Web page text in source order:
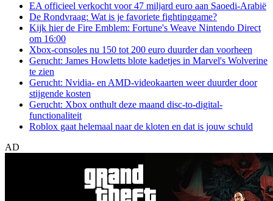
EA officieel verkocht voor 47 miljard euro aan Saoedi-Arabië
De Rondvraag: Wat is je favoriete fightinggame?
Kijk hier de Fire Emblem: Fortune's Weave Nintendo Direct
om 16:00
Xbox-consoles nu 150 tot 200 euro duurder dan voorheen
Gerucht: James Howletts blote kadetjes in Marvel's Wolverine
te zien
Gerucht: Nvidia- en AMD-videokaarten weer duurder door
stijgende kosten
Gerucht: Xbox onthult deze maand disc-to-digital-
functionaliteit
Roblox gaat helemaal naar de kloten en dat is jouw schuld
AD